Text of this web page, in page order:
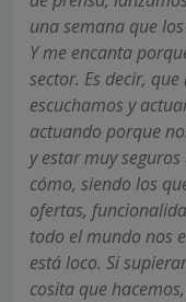
una semana que
Y me encanta
sector. Es decir,
escuchamos y
actuando porque
y estar muy
cómo, siendo los
ofertas,
todo el mundo nos
está loco. Si
cosita que